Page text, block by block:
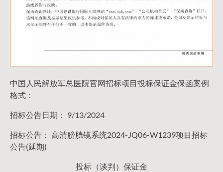
中国人民解放军总医院官网招标项目投标保证金保函案例
格式：
招标公告日期： 9/13/2024
招标公告： 高清膀胱镜系统2024-JQ06-W1239项目招标
公告(延期)
投标（谈判）保证金